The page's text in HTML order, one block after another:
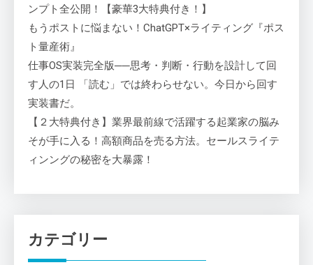
ンプト全公開！【豪華3大特典付き！】
もうポストに悩まない！ChatGPT×ライティング『ポス
ト量産術』
仕事OS実装完全版──思考・判断・行動を設計して回
す人の1日 「読む」では終わらせない。今日から回す
実装書だ。
【２大特典付き】業界最前線で活躍する起業家の脳み
そが手に入る！高額商品を売る方法。セールスライテ
ィンングの秘密を大暴露！
カテゴリー